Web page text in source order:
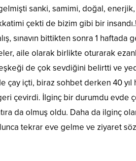
sanki, samimi, doğal,
çekti de bizim gibi bir
sınavın bittikten sonra 1
aile olarak birlikte oturarak
de çok sevdiğini belirtti ve
çay içti, biraz sohbet derken 40
çevirdi. İlginç bir durumdu evde
da olmuş oldu. Daha da ilginç
tekrar eve gelme ve ziyaret